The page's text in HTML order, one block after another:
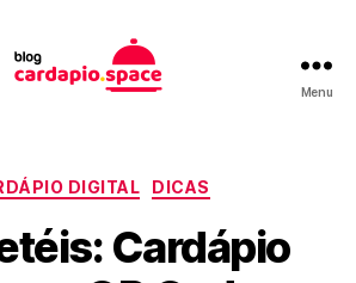
Menu
Categorias
DIGITAL DICAS
Cardápio